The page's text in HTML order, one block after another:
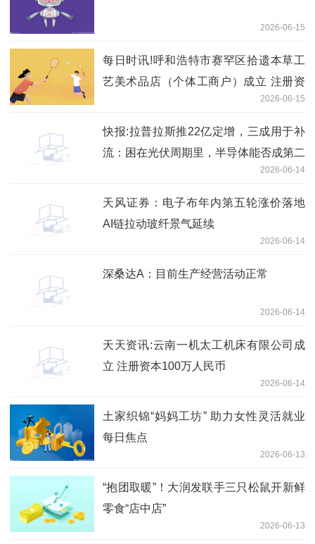
2026-06-15
每日时讯!呼和浩特市赛罕区拾遗本草工
艺美术品店（个体工商户）成立 注册资
2026-06-15
快报:拉普拉斯推22亿定增，三成用于补
流：困在光伏周期里，半导体能否成第二
2026-06-14
天风证券：电子布年内第五轮涨价落地
AI链拉动玻纤景气延续
2026-06-14
深桑达A：目前生产经营活动正常
2026-06-14
天天资讯:云南一机太工机床有限公司成
立 注册资本100万人民币
2026-06-14
土家织锦“妈妈工坊” 助力女性灵活就业
每日焦点
2026-06-13
“抱团取暖”！大润发联手三只松鼠开新鲜
零食“店中店”
2026-06-13